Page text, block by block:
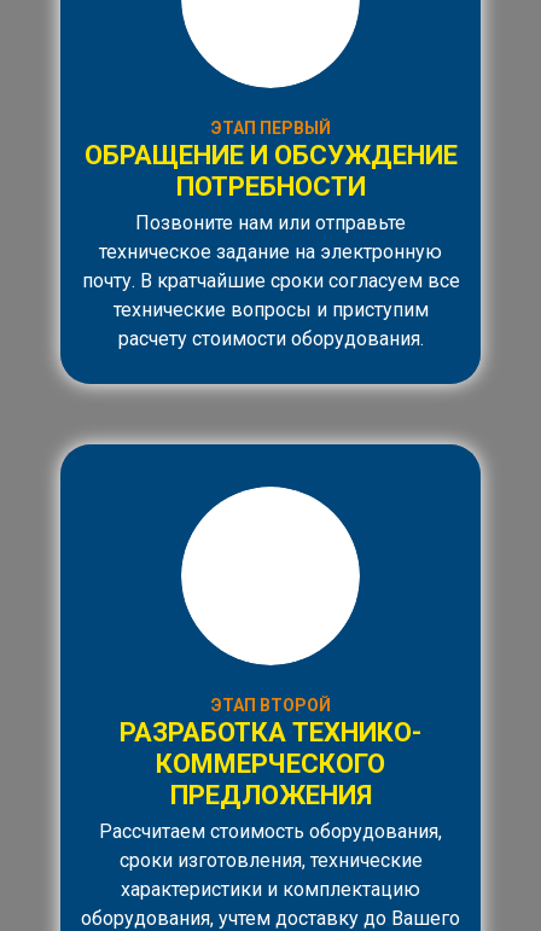
ЭТАП ПЕРВЫЙ
ОБРАЩЕНИЕ И ОБСУЖДЕНИЕ
ПОТРЕБНОСТИ
Позвоните нам или отправьте
техническое задание на электронную
почту. В кратчайшие сроки согласуем все
технические вопросы и приступим
расчету стоимости оборудования.
ЭТАП ВТОРОЙ
РАЗРАБОТКА ТЕХНИКО-
КОММЕРЧЕСКОГО
ПРЕДЛОЖЕНИЯ
Рассчитаем стоимость оборудования,
сроки изготовления, технические
характеристики и комплектацию
оборудования, учтем доставку до Вашего